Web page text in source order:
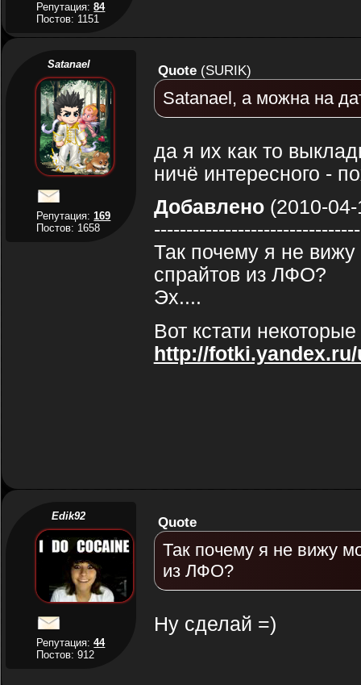
Репутация:84
Постов: 1151
Satanael
Репутация:169
Постов: 1658
Quote(SURIK)
Satanael, а можна на
да я их как то
ничё интересного -
Добавлено(2010-04-
Так почему я не
спрайтов из ЛФО?
Эх....
Вот кстати
http://
Edik92
Репутация:44
Постов: 912
Quote
Так почему я не вижу
из ЛФО?
Ну сделай =)